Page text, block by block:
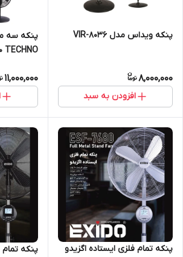
پنکه ویداس مدل VIR-8036
8,000,000
افزودن به سبد
پنکه سه
TECHNO
11,000,000
پنکه تمام فلزی ایستاده اگزیدو
پنکه تمام